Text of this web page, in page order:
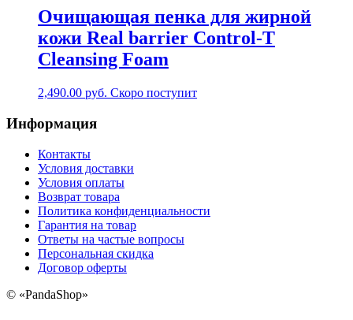
Очищающая пенка для жирной
кожи Real barrier Control-T
Cleansing Foam
2,490.00 руб. Скоро поступит
Информация
Контакты
Условия доставки
Условия оплаты
Возврат товара
Политика конфиденциальности
Гарантия на товар
Ответы на частые вопросы
Персональная скидка
Договор оферты
© «PandaShop»